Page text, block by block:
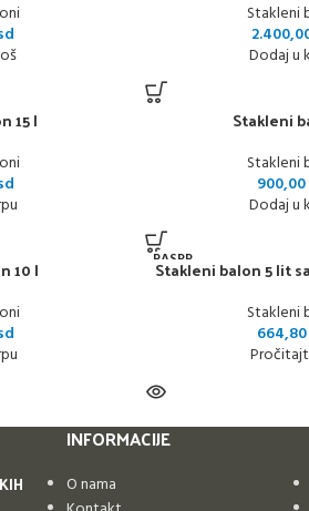
Stakleni
Dodaj u
15 l Stakleni
Stakleni
900,00
Dodaj u
10 l RASPR
ODAT
Stakleni balon 5 lit
Stakleni
664,80
INFORMACIJE
O nama